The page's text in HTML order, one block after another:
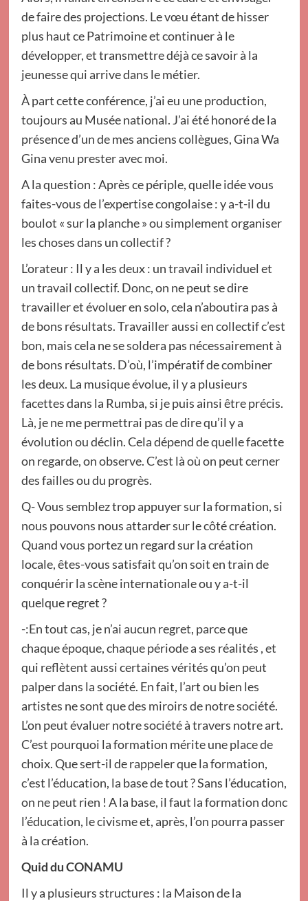
de faire des projections. Le vœu étant de hisser
plus haut ce Patrimoine et continuer à le
développer, et transmettre déjà ce savoir à la
jeunesse qui arrive dans le métier.
À part cette conférence, j’ai eu une production,
toujours au Musée national. J’ai été honoré de la
présence d’un de mes anciens collègues, Gina Wa
Gina venu prester avec moi.
A la question : Après ce périple, quelle idée vous
faites-vous de l’expertise congolaise : y a-t-il du
boulot « sur la planche » ou simplement organiser
les choses dans un collectif ?
L’orateur : Il y a les deux : un travail individuel et
un travail collectif. Donc, on ne peut se dire
travailler et évoluer en solo, cela n’aboutira pas à
de bons résultats. Travailler aussi en collectif c’est
bon, mais cela ne se soldera pas nécessairement à
de bons résultats. D’où, l’impératif de combiner
les deux. La musique évolue, il y a plusieurs
facettes dans la Rumba, si je puis ainsi être précis.
Là, je ne me permettrai pas de dire qu’il y a
évolution ou déclin. Cela dépend de quelle facette
on regarde, on observe. C’est là où on peut cerner
des failles ou du progrès.
Q- Vous semblez trop appuyer sur la formation, si
nous pouvons nous attarder sur le côté création.
Quand vous portez un regard sur la création
locale, êtes-vous satisfait qu’on soit en train de
conquérir la scène internationale ou y a-t-il
quelque regret ?
-:En tout cas, je n’ai aucun regret, parce que
chaque époque, chaque période a ses réalités , et
qui reflètent aussi certaines vérités qu’on peut
palper dans la société. En fait, l’art ou bien les
artistes ne sont que des miroirs de notre société.
L’on peut évaluer notre société à travers notre art.
C’est pourquoi la formation mérite une place de
choix. Que sert-il de rappeler que la formation,
c’est l’éducation, la base de tout ? Sans l’éducation,
on ne peut rien ! A la base, il faut la formation donc
l’éducation, le civisme et, après, l’on pourra passer
à la création.
Quid du CONAMU
Il y a plusieurs structures : la Maison de la